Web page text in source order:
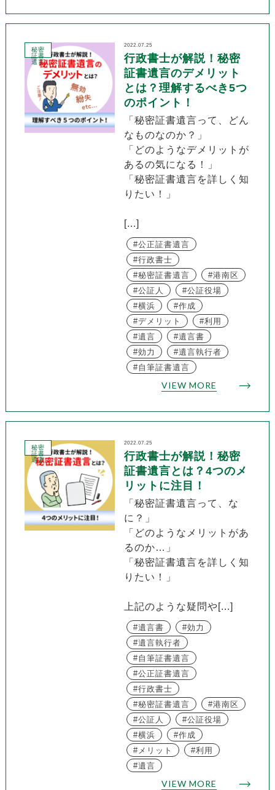
秘密
証書
遺言
2022.07.25
行政書士が解説！秘密
証書遺言のデメリット
とは？理解するべき5つ
のポイント！
「秘密証書遺言って、どん
なものなのか？」
「どのようなデメリットが
あるの気になる！」
「秘密証書遺言を詳しく知
りたい！」
[...]
公正証書遺言
行政書士
秘密証書遺言
港南区
公証人
公証役場
横浜
作成
デメリット
利用
遺言
遺言書
効力
遺言執行者
自筆証書遺言
VIEW MORE
秘密
証書
遺言
2022.07.25
行政書士が解説！秘密
証書遺言とは？4つのメ
リットに注目！
「秘密証書遺言って、な
に？」
「どのようなメリットがあ
るのか…」
「秘密証書遺言を詳しく知
りたい！」
上記のような疑問や[...]
遺言書
効力
遺言執行者
自筆証書遺言
公正証書遺言
行政書士
秘密証書遺言
港南区
公証人
公証役場
横浜
作成
メリット
利用
遺言
VIEW MORE